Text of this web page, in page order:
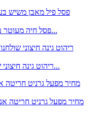
פסל חיה מעוטר בעבודת יד בגינה חיצונית...
ריהוט גינה חיצוני שולחנות אבן שיש משיש...
מחיר מפעל גרניט חריטה